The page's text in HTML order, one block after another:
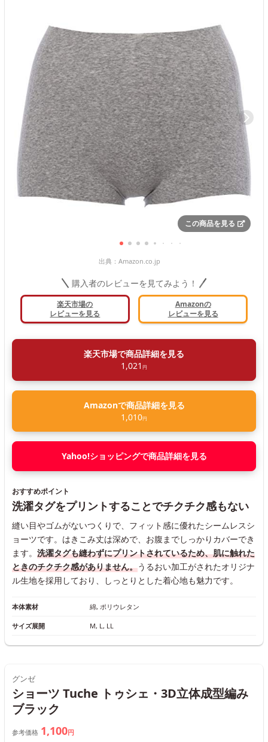
この商品を見る
出典： Amazon.co.jp
購入者のレビューを見てみよう！
楽天市場の
レビューを見る
Amazonの
レビューを見る
楽天市場で商品詳細を見る
1,021 円
Amazonで商品詳細を見る
1,010円
Yahoo!ショッピングで商品詳細を見る
おすすめポイント
洗濯タグをプリントすることでチクチク感もない
縫い目やゴムがないつくりで、フィット感に優れたシームレスシ
ョーツです。はきこみ丈は深めで、お腹までしっかりカバーでき
ます。 洗濯タグも縫わずにプリントされているため、肌に触れた
ときのチクチク感がありません。うるおい加工がされたオリジナ
ル生地を採用しており、しっとりとした着心地も魅力です。
本体素材 綿, ポリウレタン
サイズ展開 M, L, LL
グンゼ
ショーツ Tuche トゥシェ・3D立体成型編み
ブラック
参考価格 1,100円